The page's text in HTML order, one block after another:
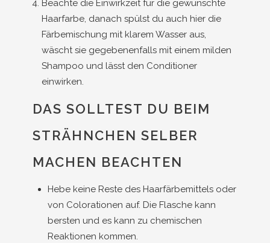
Beachte die Einwirkzeit für die gewünschte
Haarfarbe, danach spülst du auch hier die
Färbemischung mit klarem Wasser aus,
wäscht sie gegebenenfalls mit einem milden
Shampoo und lässt den Conditioner
einwirken.
DAS SOLLTEST DU BEIM
STRÄHNCHEN SELBER
MACHEN BEACHTEN
Hebe keine Reste des Haarfärbemittels oder
von Colorationen auf. Die Flasche kann
bersten und es kann zu chemischen
Reaktionen kommen.